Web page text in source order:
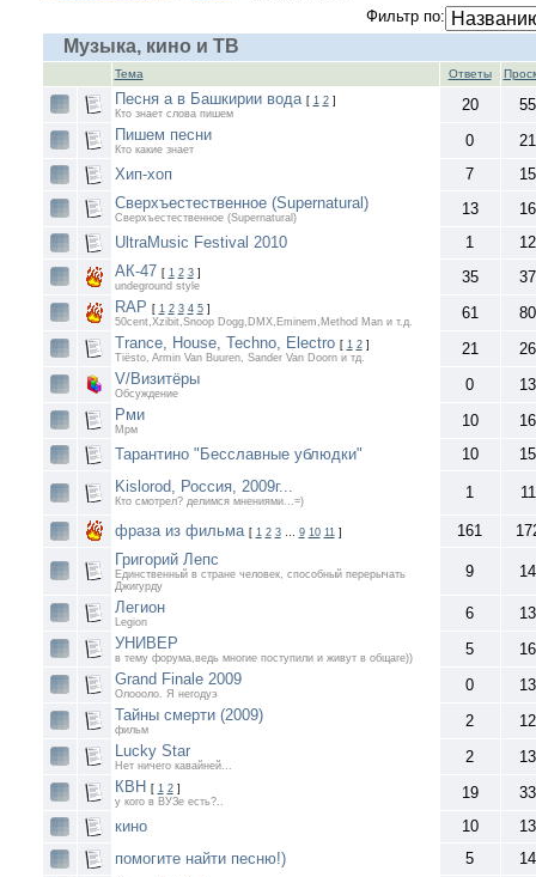
Фильтр по:
Музыка, кино и ТВ
Тема Ответы
Песня а в Башкирии вода [ 1 2]
Кто знает слова пишем
20
Пишем песни
Кто какие знает 0
Хип-хоп
7
Сверхъестественное (Supernatural)
Сверхъестественное (Supernatural) 13
UltraMusic Festival 2010
1
АК-47 [ 1 2 3]
undeground style
35
RAP [ 1 2 3 4 5]
50cent,Xzibit,Snoop Dogg,DMX,Eminem,Method Man и т.д.
61
Trance, House, Techno, Electro [ 1 2]
Tiësto, Armin Van Buuren, Sander Van Doorn и тд.
21
V/Визитёры
Обсуждение 0
Рми
Мрм 10
Тарантино "Бесславные ублюдки"
10
Kislorod, Россия, 2009г...
Кто смотрел? делимся мнениями...=) 1
фраза из фильма [ 1 2 3… 9 10 11] 161
Григорий Лепс
Единственный в стране человек, способный перерычать
Джигурду
9
Легион
Legion 6
УНИВЕР
в тему форума,ведь многие поступили и живут в общаге)) 5
Grand Finale 2009
Олоооло. Я негодуэ 0
Тайны смерти (2009)
фильм 2
Lucky Star
Нет ничего кавайней... 2
КВН
[ 1 2]
у кого в ВУЗе есть?..
19
кино
10
помогите найти песню!)
5